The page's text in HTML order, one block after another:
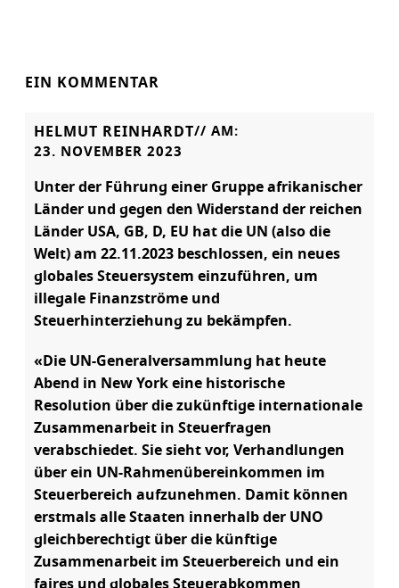
EIN KOMMENTAR
HELMUT REINHARDT// AM:
23. NOVEMBER 2023
Unter der Führung einer Gruppe afrikanischer
Länder und gegen den Widerstand der reichen
Länder USA, GB, D, EU hat die UN (also die
Welt) am 22.11.2023 beschlossen, ein neues
globales Steuersystem einzuführen, um
illegale Finanzströme und
Steuerhinterziehung zu bekämpfen.
«Die UN-Generalversammlung hat heute
Abend in New York eine historische
Resolution über die zukünftige internationale
Zusammenarbeit in Steuerfragen
verabschiedet. Sie sieht vor, Verhandlungen
über ein UN-Rahmenübereinkommen im
Steuerbereich aufzunehmen. Damit können
erstmals alle Staaten innerhalb der UNO
gleichberechtigt über die künftige
Zusammenarbeit im Steuerbereich und ein
faires und globales Steuerabkommen